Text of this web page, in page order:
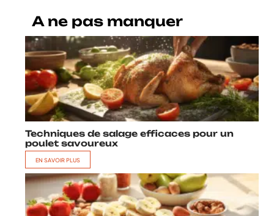
A ne pas manquer
Techniques de salage efficaces pour un
poulet savoureux
EN SAVOIR PLUS